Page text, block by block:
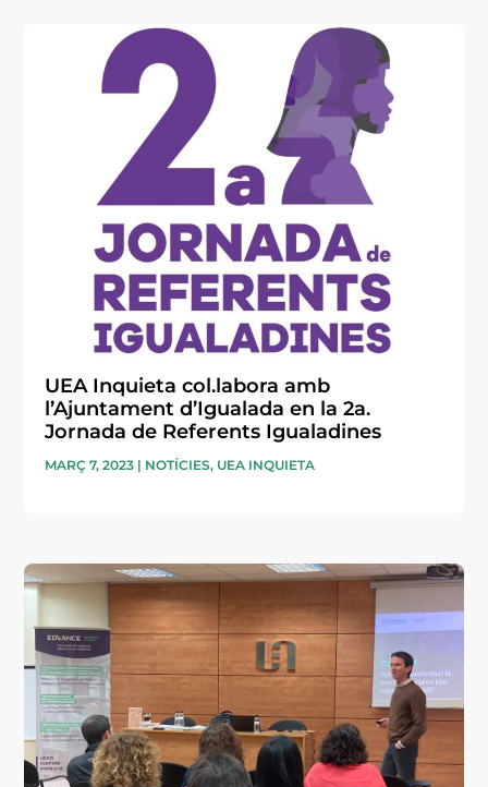
UEA Inquieta col.labora amb
l’Ajuntament d’Igualada en la 2a.
Jornada de Referents Igualadines
MARÇ 7, 2023 | NOTÍCIES, UEA INQUIETA